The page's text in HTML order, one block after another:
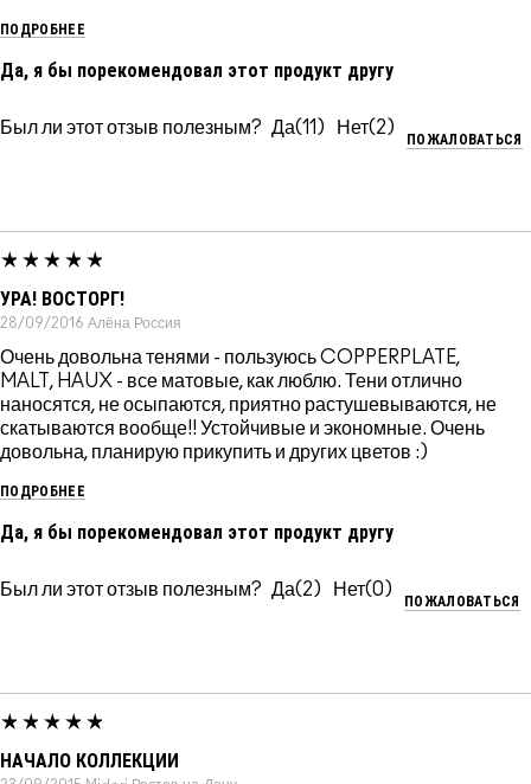
ПОДРОБНЕЕ
Да, я бы порекомендовал этот продукт другу
Был ли этот отзыв полезным? 11 2
ПОЖАЛОВАТЬСЯ
УРА! ВОСТОРГ!
28/09/2016 Алёна Россия
Очень довольна тенями - пользуюсь COPPERPLATE,
MALT, HAUX - все матовые, как люблю. Тени отлично
наносятся, не осыпаются, приятно растушевываются, не
скатываются вообще!! Устойчивые и экономные. Очень
довольна, планирую прикупить и других цветов :)
ПОДРОБНЕЕ
Да, я бы порекомендовал этот продукт другу
Был ли этот отзыв полезным? 2 0
ПОЖАЛОВАТЬСЯ
НАЧАЛО КОЛЛЕКЦИИ